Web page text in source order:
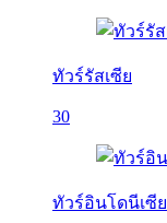
ทัวร์รัสเซีย
30
ทัวร์อินโดนีเซีย